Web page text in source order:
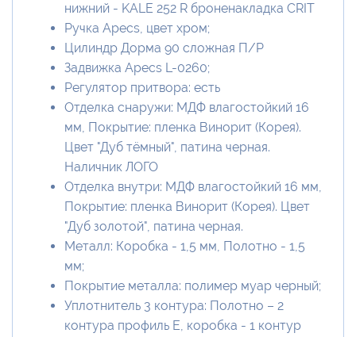
нижний - KALE 252 R броненакладка CRIT
Ручка Apecs, цвет хром;
Цилиндр Дорма 90 сложная П/Р
Задвижка Apecs L-0260;
Регулятор притвора: есть
Отделка снаружи: МДФ влагостойкий 16
мм, Покрытие: пленка Винорит (Корея).
Цвет "Дуб тёмный", патина черная.
Наличник ЛОГО
Отделка внутри: МДФ влагостойкий 16 мм,
Покрытие: пленка Винорит (Корея). Цвет
"Дуб золотой", патина черная.
Металл: Коробка - 1,5 мм, Полотно - 1,5
мм;
Покрытие металла: полимер муар черный;
Уплотнитель 3 контура: Полотно – 2
контура профиль Е, коробка - 1 контур